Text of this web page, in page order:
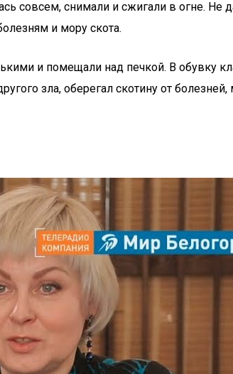
совсем, снимали и сжигали в огне. Не
и мору скота.
и помещали над печкой. В обувку
зла, оберегал скотину от